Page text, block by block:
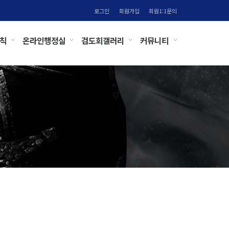
로그인 회원가입 회원1:1문의
온라인행정실 검도회갤러리 커뮤니티